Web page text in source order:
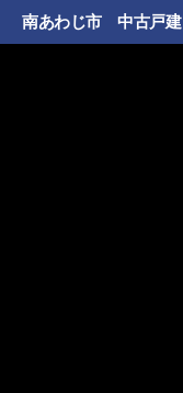
南あわじ市 中古戸建